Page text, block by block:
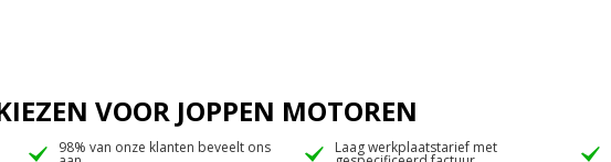
VOOR JOPPEN MOTOREN
98% van onze klanten beveelt ons Laag werkplaatstarief met